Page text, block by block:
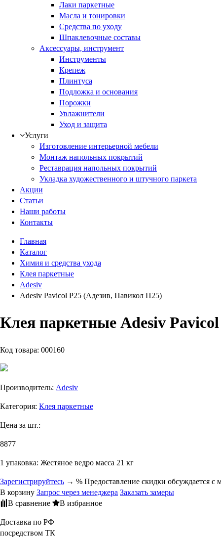
Лаки паркетные
Масла и тонировки
Средства по уходу
Шпаклевочные составы
Аксессуары, инструмент
Инструменты
Крепеж
Плинтуса
Подложка и основания
Порожки
Увлажнители
Уход и защита
Услуги
Изготовление интерьерной мебели
Монтаж напольных покрытий
Реставрация напольных покрытий
Укладка художественного и штучного паркета
Акции
Статьи
Наши работы
Контакты
Главная
Каталог
Химия и средства ухода
Клея паркетные
Adesiv
Adesiv Pavicol P25 (Адезив, Павикол П25)
Клея паркетные Adesiv
Код товара: 000160
Производитель: Adesiv
Категория: Клея паркетные
Цена за шт.:
8877
1 упаковка: Жестяное ведро масса 21 кг
Зарегистрируйтесь → % Предоставление скидки обсуждается с
В корзину Запрос через менеджера Заказать замеры
В сравнение
В избранное
Доставка по РФ
посредством ТК